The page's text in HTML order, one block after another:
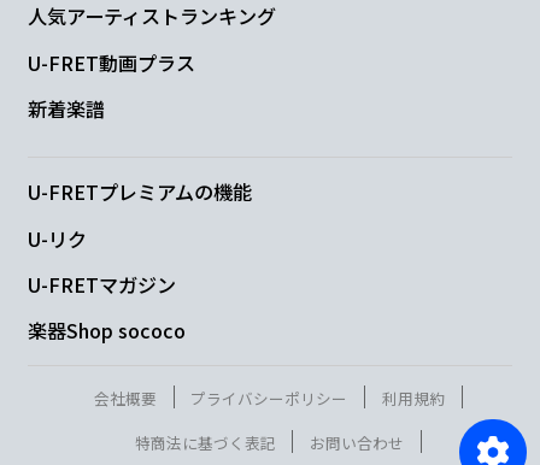
人気アーティストランキング
U-FRET動画プラス
新着楽譜
U-FRETプレミアムの機能
U-リク
U-FRETマガジン
楽器Shop sococo
会社概要 プライバシーポリシー
利用規約
特商法に基づく表記
お問い合わせ